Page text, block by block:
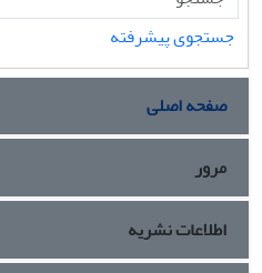
جستجوی پیشرفته
صفحه اصلی
مرور
اطلاعات نشریه